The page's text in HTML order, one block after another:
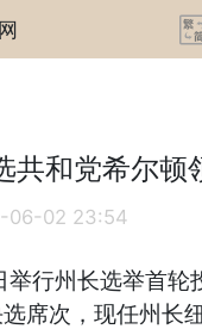
共和党希尔顿
06-02 23:54
行州长选举首轮
席次，现任州长